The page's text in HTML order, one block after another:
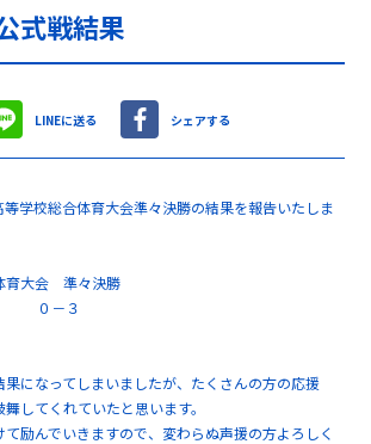
式戦結果
LINEに送る シェアする
学校総合体育大会準々決勝の結果を報告いたしま
育大会 準々決勝
０－３
になってしまいましたが、たくさんの方の応援
してくれていたと思います。
励んでいきますので、変わらぬ声援の方よろしく